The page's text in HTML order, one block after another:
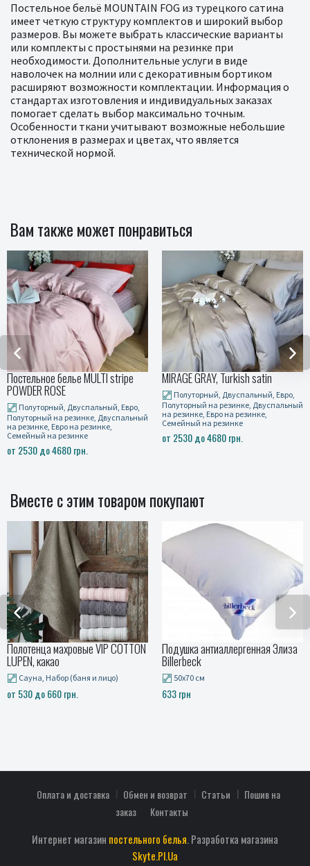
Постельное бельё MOUNTAIN FOG из турецкого сатина
имеет четкую структуру комплектов и широкий выбор
размеров. Вы можете выбрать классические варианты
или комплекты с простынями на резинке при
необходимости. Дополнительные услуги в виде
наволочек на молнии или с декоративным бортиком
расширяют возможности комплектации. Информация о
стандартах изготовления и индивидуальных заказах
помогает сделать выбор максимально точным.
Особенности ткани учитывают возможные небольшие
отклонения в размерах и цветах, что является
технической нормой.
Вам также может понравиться
Евро,
MIRAGE GRAY, Turkish satin
Полуторный, Двуспальный, Евро,
Полуторный на резинке, Двуспальный
на резинке, Евро на резинке,
Семейный на резинке
от 2530 до 4680 грн.
Stripe PREMIUM, BEIGE
Полуторный,
Полуторный на резинке,
на резинке, Евро на резинке,
Семейный на резинке
от 2530 до 4680 грн.
Вместе с этим товаром покупают
COTTON
лицо)
Подушка антиаллергенная Элиза
50x70 см
633 грн
Полотенца
MONA, серый
Оплата и доставка Обмен и возврат Статьи
Пошив на
заказ
Контакты
Интернет магазин постельного белья. Разработка магазина
Skyte.Pl.Ua